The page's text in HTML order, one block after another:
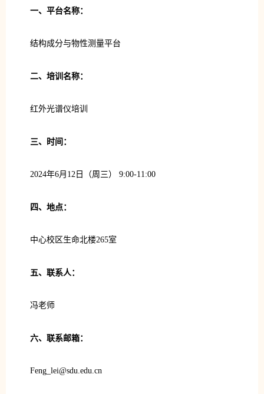
一、平台名称：
结构成分与物性测量平台
二、培训名称：
红外光谱仪培训
三、时间：
2024年6月12日（周三） 9:00-11:00
四、地点：
中心校区生命北楼265室
五、联系人：
冯老师
六、联系邮箱：
Feng_lei@sdu.edu.cn